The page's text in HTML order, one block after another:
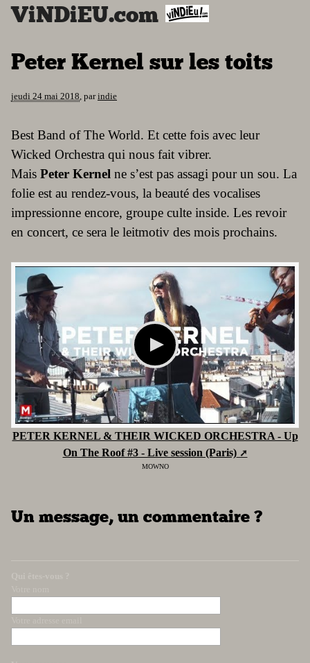
ViNDiEU.com
Peter Kernel sur les toits
jeudi 24 mai 2018, parindie
Best Band of The World. Et cette fois avec leur
Wicked Orchestra qui nous fait vibrer.
Mais Peter Kernel ne s’est pas assagi pour un sou. La
folie est au rendez-vous, la beauté des vocalises
impressionne encore, groupe culte inside. Les revoir
en concert, ce sera le leitmotiv des mois prochains.
PETER KERNEL & THEIR WICKED ORCHESTRA - Up
On The Roof #3 - Live session (Paris)
MOWNO
Un message, un commentaire ?